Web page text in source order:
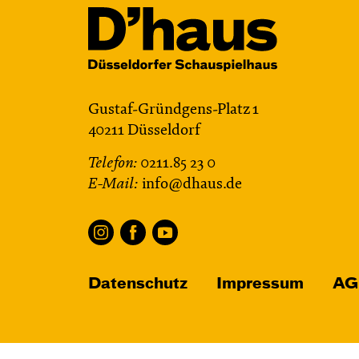
Mit künstlerischer
Audiodeskription
Gustaf-Gründgens-Platz 1
40211 Düsseldorf
Telefon: 0211.85 23 0
E-Mail: info@dhaus.de
Datenschutz Impressum